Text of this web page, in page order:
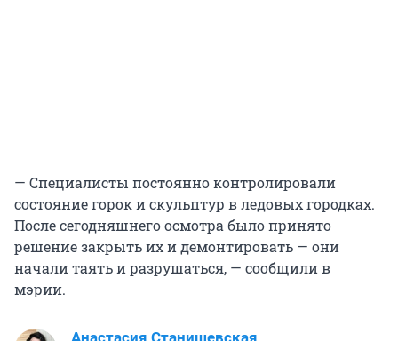
— Специалисты постоянно контролировали
состояние горок и скульптур в ледовых городках.
После сегодняшнего осмотра было принято
решение закрыть их и демонтировать — они
начали таять и разрушаться, — сообщили в
мэрии.